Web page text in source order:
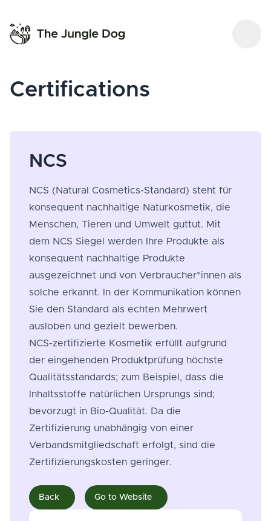
Certifications
NCS
NCS (Natural Cosmetics-Standard) steht für
konsequent nachhaltige Naturkosmetik, die
Menschen, Tieren und Umwelt guttut. Mit
dem NCS Siegel werden Ihre Produkte als
konsequent nachhaltige Produkte
ausgezeichnet und von Verbraucher*innen als
solche erkannt. In der Kommunikation können
Sie den Standard als echten Mehrwert
ausloben und gezielt bewerben.
NCS-zertifizierte Kosmetik erfüllt aufgrund
der eingehenden Produktprüfung höchste
Qualitätsstandards; zum Beispiel, dass die
Inhaltsstoffe natürlichen Ursprungs sind;
bevorzugt in Bio-Qualität. Da die
Zertifizierung unabhängig von einer
Verbandsmitgliedschaft erfolgt, sind die
Zertifizierungskosten geringer.
Back Go to Website